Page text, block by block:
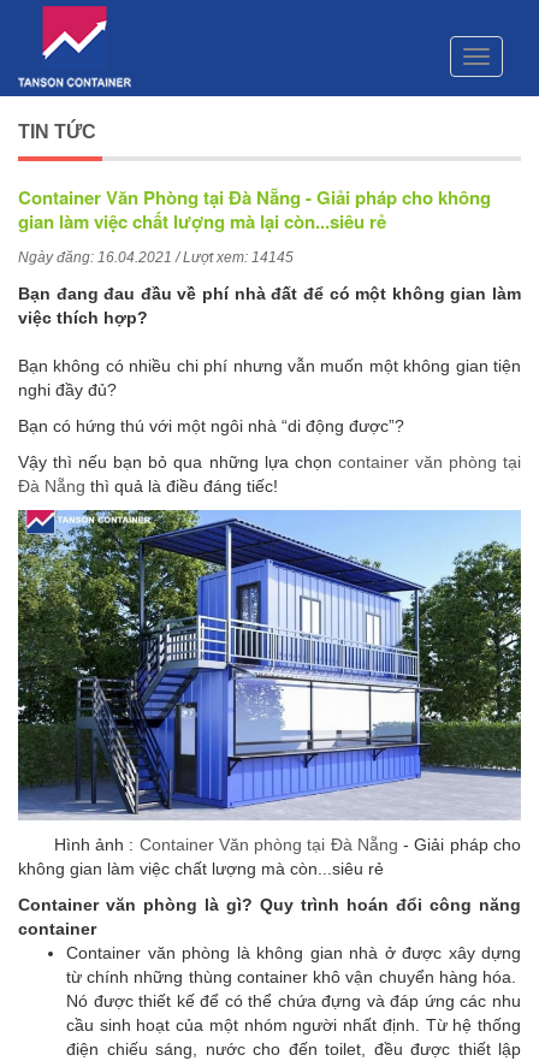
Toggle
TIN TỨC
Container Văn Phòng tại Đà Nẵng - Giải pháp cho không
gian làm việc chất lượng mà lại còn...siêu rẻ
Ngày đăng: 16.04.2021 / Lượt xem: 14145
Bạn đang đau đầu về phí nhà đất để có một không gian làm
việc thích hợp?
Bạn không có nhiều chi phí nhưng vẫn muốn một không gian tiện
nghi đầy đủ?
Bạn có hứng thú với một ngôi nhà “di động được”?
Vậy thì nếu bạn bỏ qua những lựa chọn container văn phòng tại
Đà Nẵng thì quả là điều đáng tiếc!
Hình ảnh : Container Văn phòng tại Đà Nẵng - Giải pháp cho
không gian làm việc chất lượng mà còn...siêu rẻ
Container văn phòng là gì? Quy trình hoán đổi công năng
container
Container văn phòng là không gian nhà ở được xây dựng
từ chính những thùng container khô vận chuyển hàng hóa.
Nó được thiết kế để có thể chứa đựng và đáp ứng các nhu
cầu sinh hoạt của một nhóm người nhất định. Từ hệ thống
điện chiếu sáng, nước cho đến toilet, đều được thiết lập